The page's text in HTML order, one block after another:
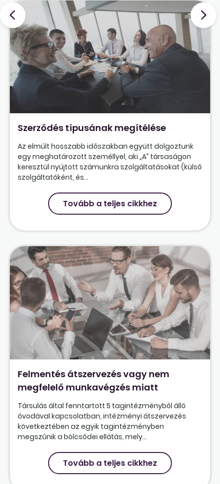
Szerződés típusának megítélése
Az elmúlt hosszabb időszakban együtt dolgoztunk
egy meghatározott személlyel, aki „A” társaságon
keresztül nyújtott számunkra szolgáltatásokat (külső
szolgáltatóként, és...
Tovább a teljes cikkhez
Felmentés átszervezés vagy nem
megfelelő munkavégzés miatt
Társulás által fenntartott 5 tagintézményből álló
óvodával kapcsolatban, intézményi átszervezés
következtében az egyik tagintézményben
megszűnik a bölcsődei ellátás, mely...
Tovább a teljes cikkhez